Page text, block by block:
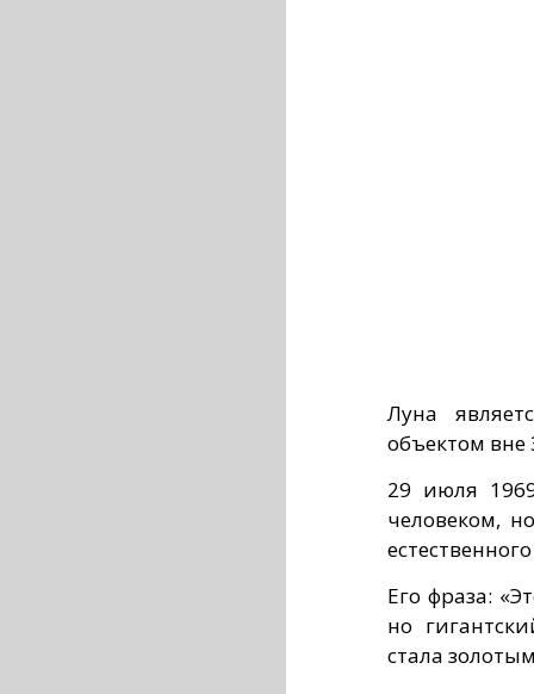
Луна
объектом вне
29 июля
человеком,
Его фраза:
но
стала